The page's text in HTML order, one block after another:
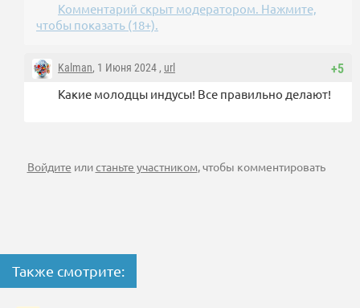
Комментарий скрыт модератором. Нажмите,
чтобы показать (18+).
+5
Kalman, 1 Июня 2024 , url
Какие молодцы индусы! Все правильно делают!
Войдите илистаньте участником, чтобы комментировать
Также смотрите: